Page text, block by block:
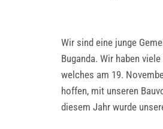
Wir sind eine junge
Buganda. Wir haben
welches am 19.
hoffen, mit unseren
diesem Jahr wurde